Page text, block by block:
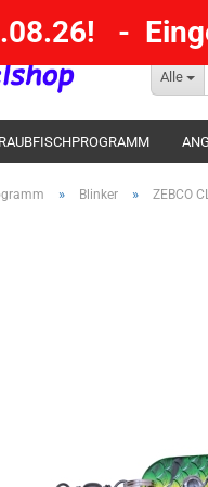
Alle
-
RAUBFISCHPROGRAMM
POSEN SBIRULINOS
» Blinker » ZEBCO